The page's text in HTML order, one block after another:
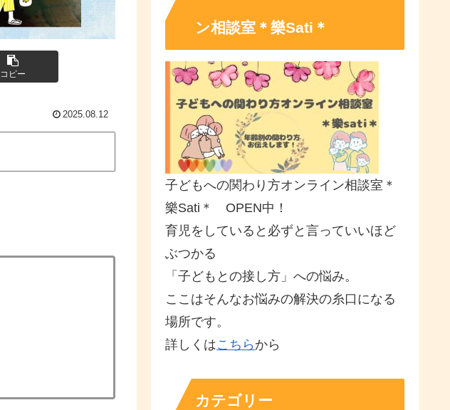
コピー
2025.08.12
ン相談室＊樂Sati＊
子どもへの関わり方オンライン相談室＊
樂Sati＊ OPEN中！
育児をしていると必ずと言っていいほど
ぶつかる
「子どもとの接し方」への悩み。
ここはそんなお悩みの解決の糸口になる
場所です。
詳しくはこちら から
カテゴリー